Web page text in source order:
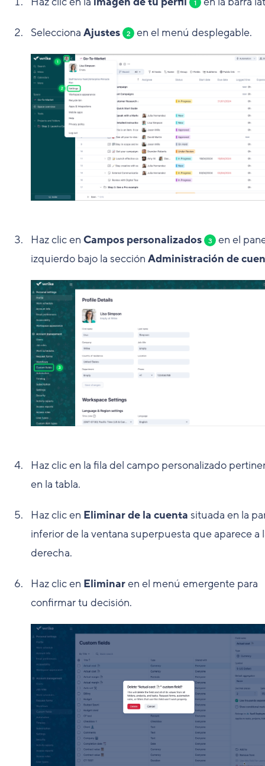
1
Selecciona Ajustes 2 en el menú desplegable.
Haz clic en Campos personalizados 3
en el
izquierdo bajo la sección Administración de
Haz clic en la fila del campo personalizado
en la tabla.
Haz clic en Eliminar de la cuenta situada en la
inferior de la ventana superpuesta que aparece a
derecha.
Haz clic en Eliminaren el menú emergente para
confirmar tu decisión.